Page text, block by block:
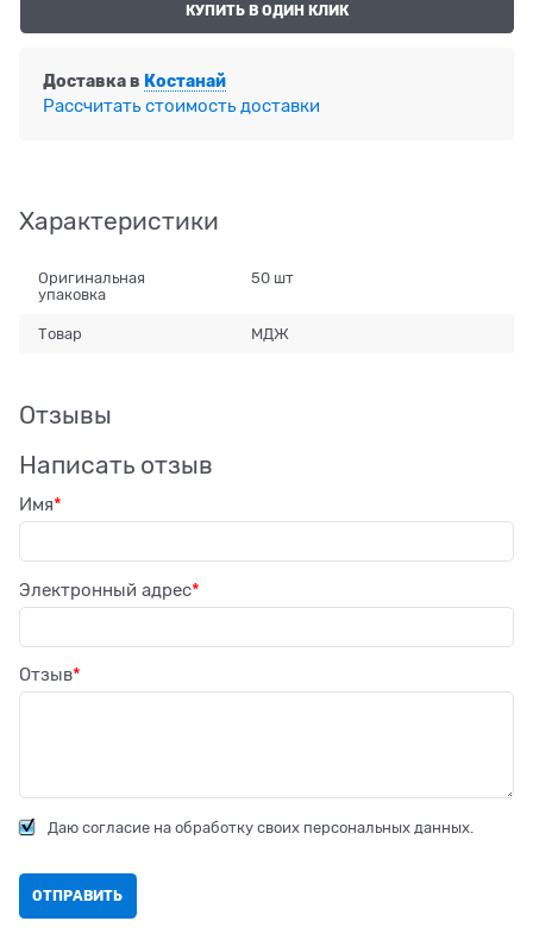
КУПИТЬ В ОДИН КЛИК
Доставка в Костанай
Рассчитать стоимость доставки
Характеристики
Оригинальная
упаковка
50 шт
Товар МДЖ
Отзывы
Написать отзыв
Имя
Электронный адрес
Отзыв
Даю согласие на обработку своих персональных данных.